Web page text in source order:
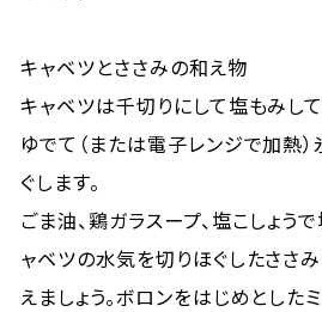
キャベツとささみの和え物
キャベツは千切りにして塩もみして
ゆでて（または電子レンジで加熱
ぐします。
ごま油、鶏ガラスープ、塩こしょう
ャベツの水気を切りほぐしたささ
えましょう。ボロンをはじめとした